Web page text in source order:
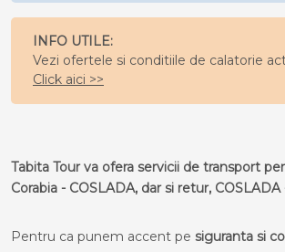
INFO UTILE:
Vezi ofertele si conditiile de calatorie
Click aici >>
Tabita Tour va ofera servicii de transport
Corabia - COSLADA, dar si retur, COSLADA
Pentru ca punem accent pe siguranta si